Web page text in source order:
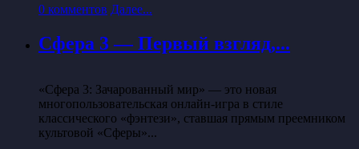
0 комментов Далее...
Сфера 3 — Первый взгляд,...
«Сфера 3: Зачарованный мир» — это новая
многопользовательская онлайн-игра в стиле
классического «фэнтези», ставшая прямым преемником
культовой «Сферы»...